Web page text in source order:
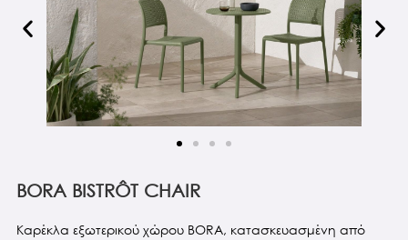
BORA BISTRÔT CHAIR
Καρέκλα εξωτερικού χώρου BORA, κατασκευασμένη από